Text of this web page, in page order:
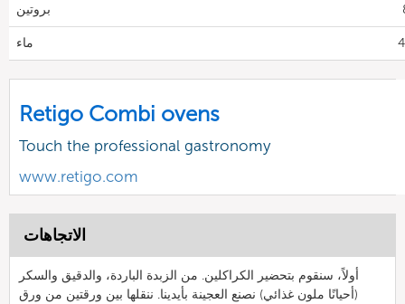
بروتين
ماء
Retigo Combi ovens
Touch the professional gastronomy
www.retigo.com
الاتجاهات
أولاً، سنقوم بتحضير الكراكلين. من الزبدة الباردة، والدقيق والسكر
(أحيانًا ملون غذائي) نصنع العجينة بأيدينا. ننقلها بين ورقتين من ورق